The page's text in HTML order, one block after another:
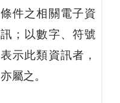
條件之相關電子資
訊；以數字、符號
表示此類資訊者，
亦屬之。